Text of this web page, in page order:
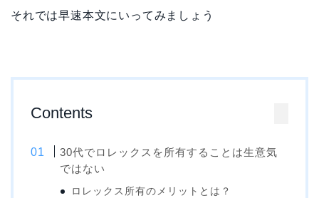
それでは早速本文にいってみましょう
Contents
30代でロレックスを所有することは生意気
ではない
ロレックス所有のメリットとは？